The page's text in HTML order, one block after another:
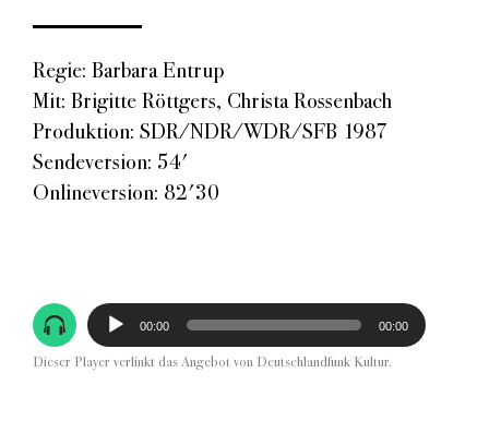
Regie: Barbara Entrup
Mit: Brigitte Röttgers, Christa Rossenbach
Produktion: SDR/NDR/WDR/SFB 1987
Sendeversion: 54'
Onlineversion: 82'30
Audio-
Player
00:00 00:00
Dieser Player verlinkt das Angebot von Deutschlandfunk Kultur.